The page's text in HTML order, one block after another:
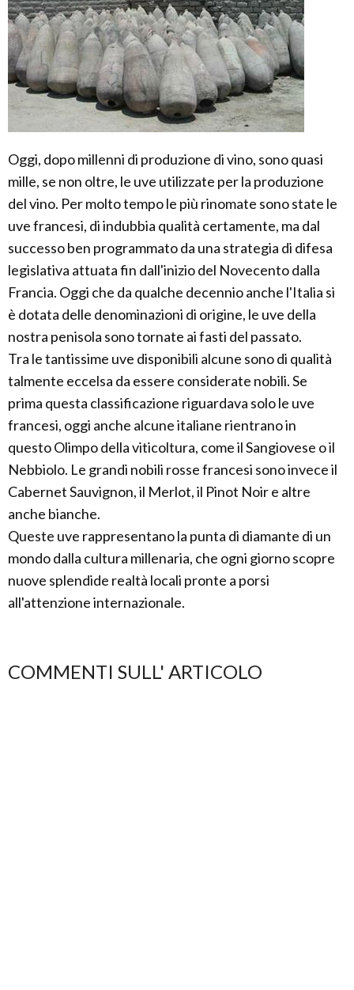
Oggi, dopo millenni di produzione di vino, sono quasi
mille, se non oltre, le uve utilizzate per la produzione
del vino. Per molto tempo le più rinomate sono state le
uve francesi, di indubbia qualità certamente, ma dal
successo ben programmato da una strategia di difesa
legislativa attuata fin dall'inizio del Novecento dalla
Francia. Oggi che da qualche decennio anche l'Italia si
è dotata delle denominazioni di origine, le uve della
nostra penisola sono tornate ai fasti del passato.
Tra le tantissime uve disponibili alcune sono di qualità
talmente eccelsa da essere considerate nobili. Se
prima questa classificazione riguardava solo le uve
francesi, oggi anche alcune italiane rientrano in
questo Olimpo della viticoltura, come il Sangiovese o il
Nebbiolo. Le grandi nobili rosse francesi sono invece il
Cabernet Sauvignon, il Merlot, il Pinot Noir e altre
anche bianche.
Queste uve rappresentano la punta di diamante di un
mondo dalla cultura millenaria, che ogni giorno scopre
nuove splendide realtà locali pronte a porsi
all'attenzione internazionale.
COMMENTI SULL' ARTICOLO